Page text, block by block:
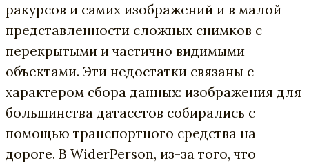
ракурсов и самих изображений и в малой
представленности сложных снимков с
перекрытыми и частично видимыми
объектами. Эти недостатки связаны с
характером сбора данных: изображения для
большинства датасетов собирались с
помощью транспортного средства на
дороге. В WiderPerson, из-за того, что